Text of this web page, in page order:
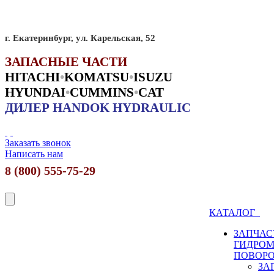
г. Екатеринбург, ул. Карельская, 52
ЗАПАСНЫЕ ЧАСТИ
HITACHI•KOMATSU•ISUZU
HYUNDAI•CUMMINS•CAT
ДИЛЕР HANDOK HYDRAULIC
Заказать звонок
Написать нам
8 (800) 555-75-29
КАТАЛОГ